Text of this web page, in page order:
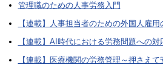
管理職のための人事労務入門
【連載】人事担当者のための外国人雇
【連載】AI時代における労務問題への対
【連載】医療機関の労務管理～押さえ